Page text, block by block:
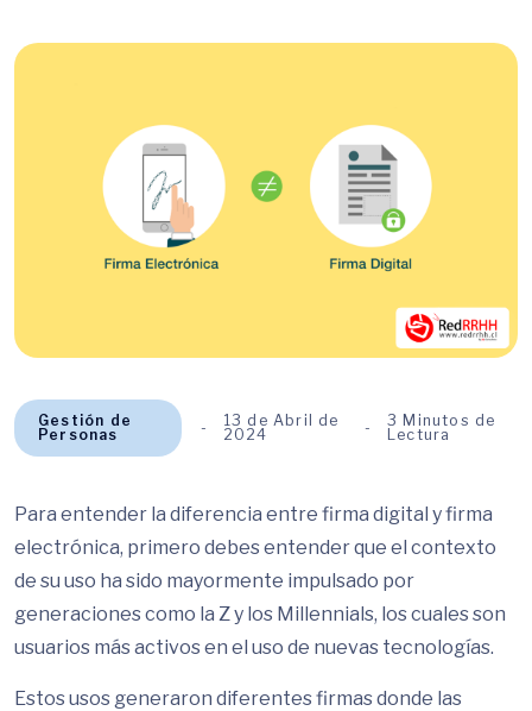
Gestión de
Personas
13 de Abril de
2024
3 Minutos de
Lectura
Para entender la diferencia entre firma digital y firma
electrónica, primero debes entender que el contexto
de su uso ha sido mayormente impulsado por
generaciones como la Z y los Millennials, los cuales son
usuarios más activos en el uso de nuevas tecnologías.
Estos usos generaron diferentes firmas donde las